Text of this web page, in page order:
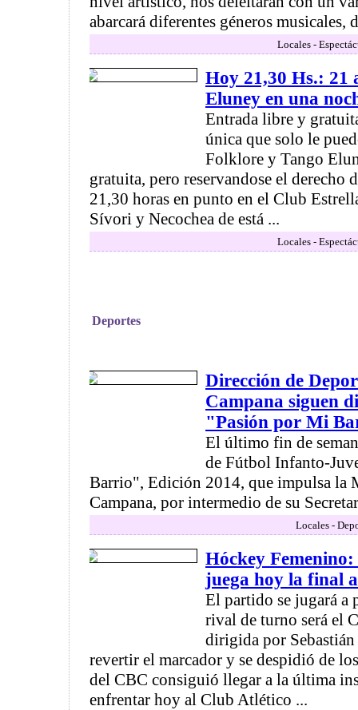
abarcará diferentes géneros musicales,
Locales -
Hoy 21,30 Hs.: 21
Eluney en una
Entrada libre y
única que solo le
Folklore y Tango
gratuita, pero reservandose el derecho
21,30 horas en punto en el Club
Sívori y Necochea de está ...
Locales -
Deportes
Dirección de
Campana siguen
"Pasión por Mi
El último fin de
de Fútbol Infanto-
Barrio", Edición 2014, que impulsa la
Campana, por intermedio de su
Locales -
Hóckey
juega hoy la final
El partido se jugará a
rival de turno será el
dirigida por
revertir el marcador y se despidió de
del CBC consiguió llegar a la última
enfrentar hoy al Club Atlético ...